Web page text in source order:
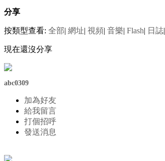
分享
按類型查看: 全部| 網址| 視頻| 音樂| Flash| 日誌|
現在還沒分享
abc0309
加為好友
給我留言
打個招呼
發送消息